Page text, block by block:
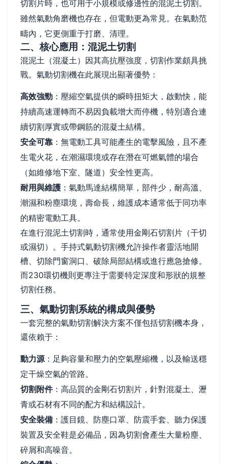
切割片時，也可用于小規模或修邊性的混泥土切割。
雖然氣動角磨機也存在，但電動更為常見。在氣動范
疇內，它更側重于打磨、清理。
二、核心應用：混泥土切割
混泥土（混凝土）因其高抗壓強度，切割作業頗具挑
戰。氣動切割機在此展現出顯著優勢：
高效強勁 ：壓縮空氣提供的瞬時扭矩大，啟動快，能
持續高速運轉而不易因負載增大而停機，特別適合連
續切割厚實或帶鋼筋的混凝土結構。
安全可靠 ：無電動工具可能產生的電擊風險，且不產
生電火花，在潮濕環境或存在潛在可燃氣體的場合
（如維修地下室、隧道）安全性更高。
耐用與維護 ：氣動馬達結構簡單，部件少，耐高溫、
潮濕和粉塵環境，壽命長，維護成本通常低于同功率
的精密電動工具。
在進行混泥土切割時，通常使用金剛石切割片（干切
或濕切）。手持式氣動切割機允許操作者靈活地開
槽、切除門窗洞口、破除局部結構或進行應急搶修。
而230環切機則更專注于需要特定深度和形狀的規整
切割任務。
三、氣動切割系統的構成與優勢
一套完整的氣動切割解決方案不僅包括切割機本身，
還依賴于：
動力源：足夠容量和壓力的空氣壓縮機，以及輸送穩
定干燥空氣的管路。
切割附件：高品質的金剛石切割片，針對混凝土、瀝
青或石材有不同的配方和結構設計。
安全裝備 ：護目鏡、防塵口罩、防震手套、聽力保護
裝置及安全鞋是必備品，因為切割會產生大量粉塵、
碎屑和高噪音。